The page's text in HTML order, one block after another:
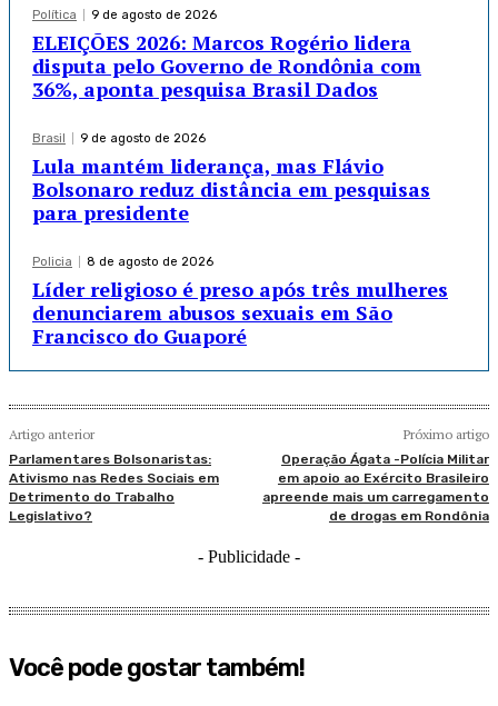
Política 9 de agosto de 2026
ELEIÇÕES 2026: Marcos Rogério lidera
disputa pelo Governo de Rondônia com
36%, aponta pesquisa Brasil Dados
Brasil 9 de agosto de 2026
Lula mantém liderança, mas Flávio
Bolsonaro reduz distância em pesquisas
para presidente
Policia 8 de agosto de 2026
Líder religioso é preso após três mulheres
denunciarem abusos sexuais em São
Francisco do Guaporé
Artigo anterior
Parlamentares Bolsonaristas:
Ativismo nas Redes Sociais em
Detrimento do Trabalho
Legislativo?
Próximo artigo
Operação Ágata -Polícia Militar
em apoio ao Exército Brasileiro
apreende mais um carregamento
de drogas em Rondônia
- Publicidade -
Você pode gostar também!